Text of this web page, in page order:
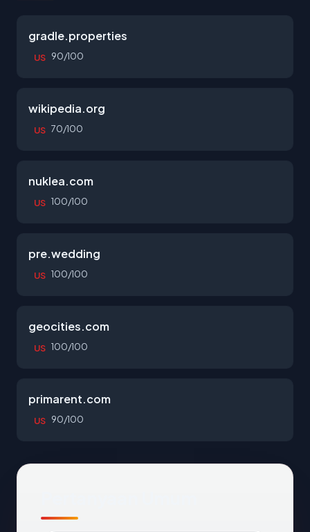
gradle.properties
US 90/100
wikipedia.org
US 70/100
nuklea.com
US 100/100
pre.wedding
US 100/100
geocities.com
US 100/100
primarent.com
US 90/100